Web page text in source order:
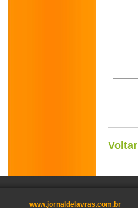
Voltar
www.jornaldelavras.com.br